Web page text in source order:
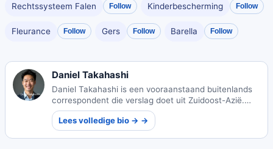
Rechtssysteem Falen Follow Kinderbescherming Follow
Fleurance Follow Gers Follow Barella Follow
Daniel Takahashi
Daniel Takahashi is een vooraanstaand buitenlands
correspondent die verslag doet uit Zuidoost-Azië.
Met diepe wortels in Japan brengt hij unieke
culturele inzichten in zijn internationale journalistiek.
Lees volledige bio → →